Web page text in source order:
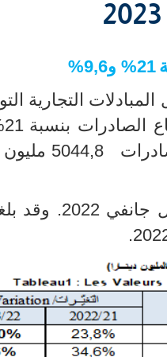
21
% و9,6
%
التجارية
21
) خلال شهر جانفي من سنة 2022.
) خلال جانفي